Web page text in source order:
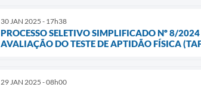
30 JAN 2025 - 17h38
PROCESSO SELETIVO SIMPLIFICADO Nº 8/
AVALIAÇÃO DO TESTE DE APTIDÃO FÍSICA
29 JAN 2025 - 08h00